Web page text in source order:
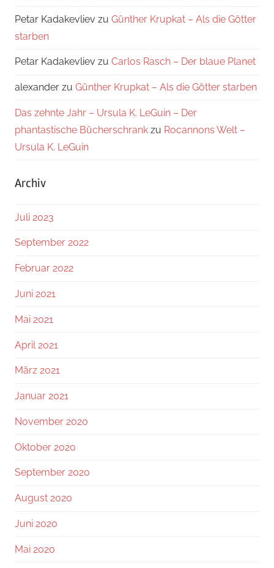
Petar Kadakevliev zu Günther Krupkat – Als die Götter
starben
Petar Kadakevliev zu Carlos Rasch – Der blaue Planet
alexander zu Günther Krupkat – Als die Götter starben
Das zehnte Jahr – Ursula K. LeGuin – Der
phantastische Bücherschrank zu Rocannons Welt –
Ursula K. LeGuin
Archiv
Juli 2023
September 2022
Februar 2022
Juni 2021
Mai 2021
April 2021
März 2021
Januar 2021
November 2020
Oktober 2020
September 2020
August 2020
Juni 2020
Mai 2020